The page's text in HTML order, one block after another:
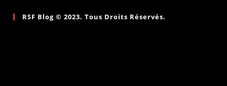
RSF Blog © 2023. Tous Droits Réservés.